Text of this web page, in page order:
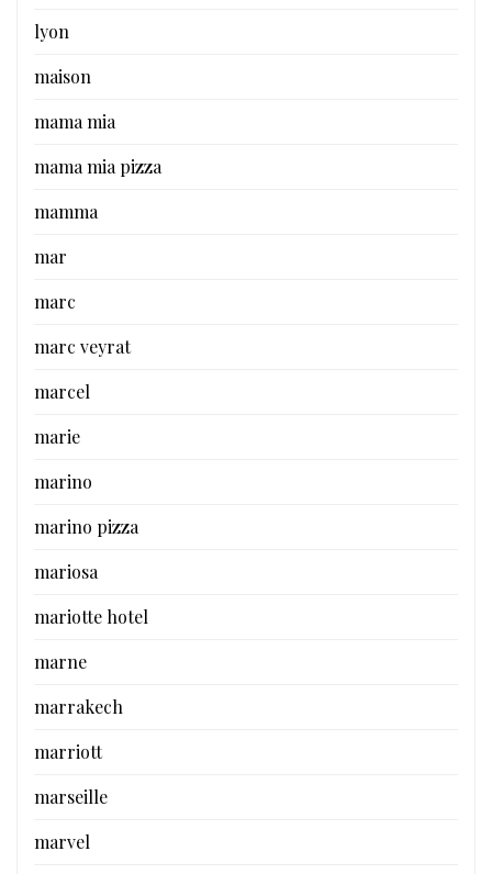
lyon
maison
mama mia
mama mia pizza
mamma
mar
marc
marc veyrat
marcel
marie
marino
marino pizza
mariosa
mariotte hotel
marne
marrakech
marriott
marseille
marvel